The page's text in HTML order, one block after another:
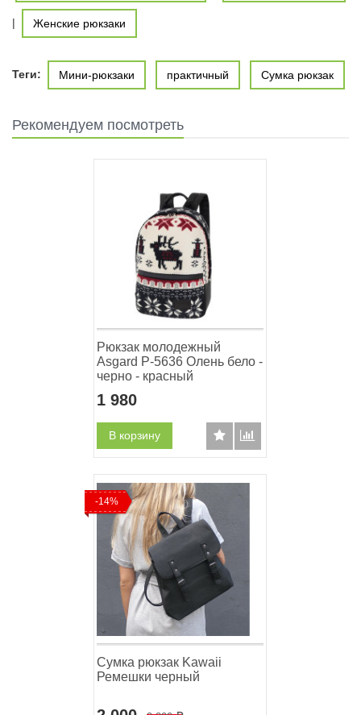
| Женские рюкзаки
Теги: Мини-рюкзаки практичный Сумка рюкзак
Рекомендуем посмотреть
Рюкзак молодежный
Asgard Р-5636 Олень бело -
черно - красный
1 980
В корзину
-14%
Сумка рюкзак Kawaii
Ремешки черный